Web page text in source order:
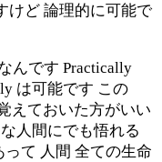
けど 論理的に可能で
んです Practically
は可能です この
えておいた方がいい
人間にでも悟れる
て 人間 全ての生命